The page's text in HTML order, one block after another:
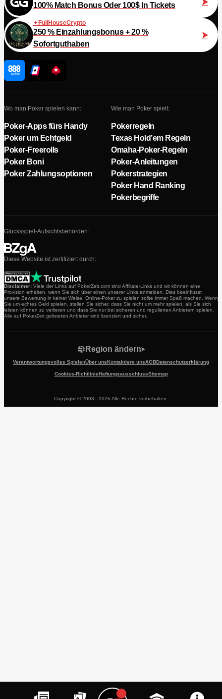
100% Match Bonus Oder 100$ In Tickets
FullHouseCrypto
250 % Einzahlungsbonus + 20 %
Sofortguthaben
Wo man Poker spielen kann:
Poker-Apps fürs Handy
Poker um Echtgeld
Poker-Freerolls
Poker Boni
Poker Zahlungsoptionen
Wie man Poker spielt:
Pokerregeln
Texas Hold’em Regeln
Omaha-Poker-Regeln
Poker-Anleitungen
Pokerstrategien
Poker Hand Ranking
Pokerbegriffe
Glücksspiel-Aufsichtsbehörden:
Diese Website ist zertifiziert durch:
Disclaimer: Viele der Links auf PokerZeit.com sind Affiliate-Links und wir können eine
Provision erhalten, wenn Sie sich über einen unserer Links anmelden. Dies beeinflusst
unsere Bewertung in keiner Weise. Online-Poker zu spielen sollte immer Spaß machen. Wenn
Sie um echtes Geld spielen, stellen Sie sicher, dass Sie nicht um mehr spielen, als Sie sich
leisten können zu verlieren und dass Sie nur bei sicheren und regulierten Anbietern spielen.
Alle auf PokerZeit gelisteten Anbieter sind lizenziert und sicher.
Verantwortungsvolles SpielenÜber unsKontaktiere unsAGBDatenschutzerklärung
Cookies-RichtlinieHaftungsausschlussSitemap
Region ändern
Copyright © 2003 - 2026 Alle Rechte vorbehalten.